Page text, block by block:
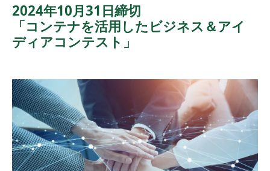
2024年10月31日締切
「コンテナを活用したビジネス＆アイ
ディアコンテスト」